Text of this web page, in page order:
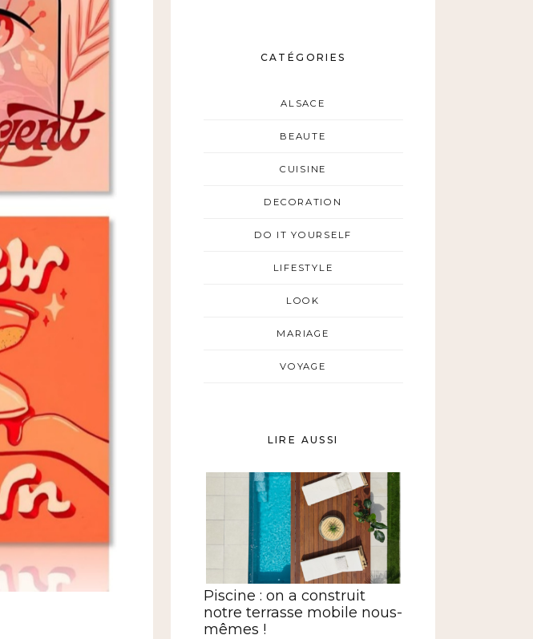
CATÉGORIES
ALSACE
BEAUTE
CUISINE
DECORATION
DO IT YOURSELF
LIFESTYLE
LOOK
MARIAGE
VOYAGE
LIRE AUSSI
Piscine : on a construit
notre terrasse mobile nous-
mêmes !